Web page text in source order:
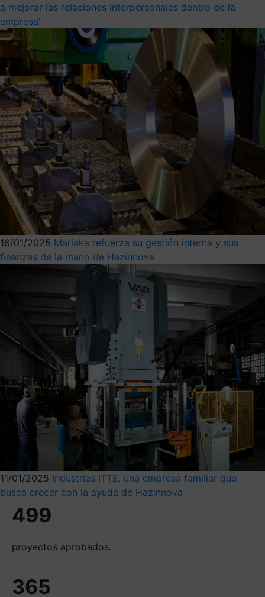
a mejorar las relaciones interpersonales dentro de la
empresa”
16/01/2025 Mariaka refuerza su gestión interna y sus
finanzas de la mano de Hazinnova
11/01/2025 Industrias ITTE, una empresa familiar que
busca crecer con la ayuda de Hazinnova
499
proyectos aprobados.
365